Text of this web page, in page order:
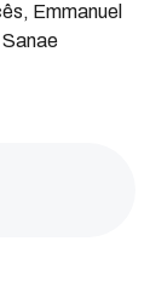
Emmanuel